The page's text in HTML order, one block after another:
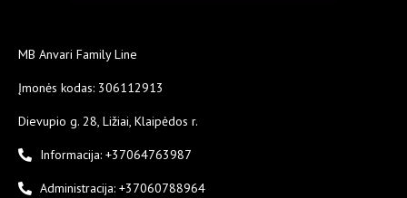
MB Anvari Family Line
Įmonės kodas: 306112913
Dievupio g. 28, Ližiai, Klaipėdos r.
Informacija: +37064763987
Administracija: +37060788964